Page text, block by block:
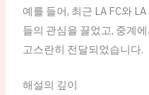
예를 들어, 최근 LA FC와
들의 관심을 끌었고, 중계
고스란히 전달되었습니다.
해설의 깊이